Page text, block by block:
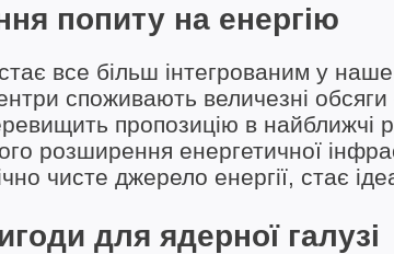
попиту на енергію
все більш інтегрованим у
споживають величезні
пропозицію в
розширення енергетичної
чисте джерело енергії, стає
для ядерної галузі